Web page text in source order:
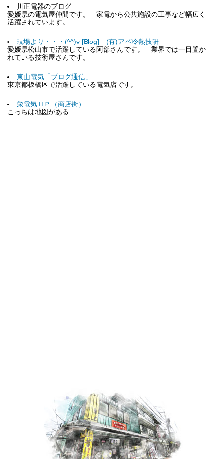
川正電器のブログ
愛媛県の電気屋仲間です。 家電から公共施設の工事など幅広く
活躍されています。
現場より・・・(^^)v [Blog] (有)アベ冷熱技研
愛媛県松山市で活躍している阿部さんです。 業界では一目置か
れている技術屋さんです。
東山電気「ブログ通信」
東京都板橋区で活躍している電気店です。
栄電気ＨＰ（商店街）
こっちは地図がある